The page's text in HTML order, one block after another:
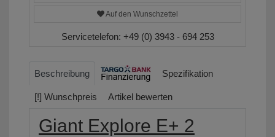
Auf den Wunschzettel
Servicetelefon: +49 (0) 3943 - 694 253
Beschreibung Spezifikation
[!] Wunschpreis Artikel bewerten
Giant Explore E+ 2